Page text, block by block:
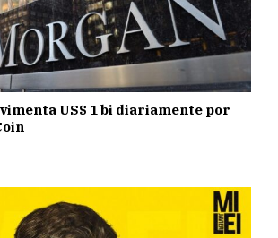
US$ 1 bi diariamente por